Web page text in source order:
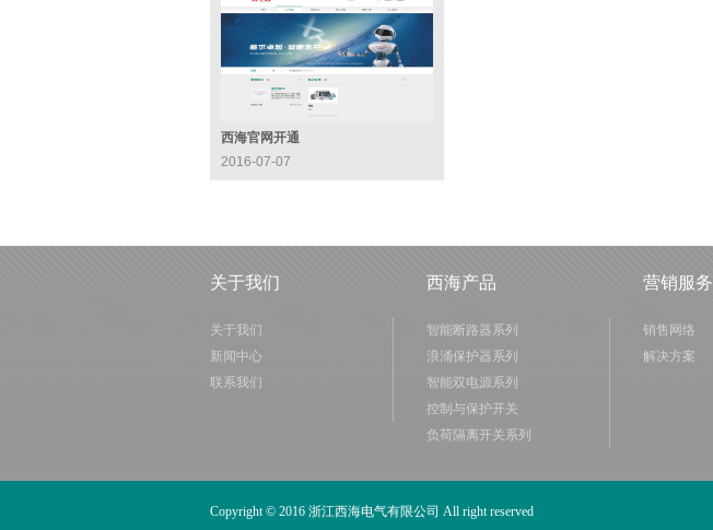
西海官网开通
2016-07-07
关于我们
关于我们
新闻中心
联系我们
西海产品
智能断路器系列
浪涌保护器系列
智能双电源系列
控制与保护开关
负荷隔离开关系列
营销服务
销售网络
解决方案
Copyright © 2016 浙江西海电气有限公司 All right reserved